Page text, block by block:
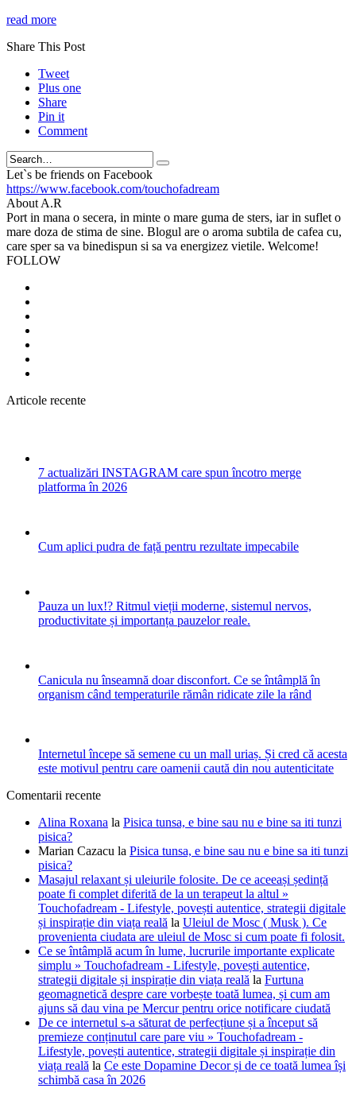
read more
Share This Post
Tweet
Plus one
Share
Pin it
Comment
Search
Let`s be friends on Facebook
https://www.facebook.com/touchofadream
About A.R
Port in mana o secera, in minte o mare guma de sters, iar in suflet o
mare doza de stima de sine. Blogul are o aroma subtila de cafea cu,
care sper sa va binedispun si sa va energizez vietile. Welcome!
FOLLOW
Articole recente
7 actualizări INSTAGRAM care spun încotro merge
platforma în 2026
Cum aplici pudra de față pentru rezultate impecabile
Pauza un lux!? Ritmul vieții moderne, sistemul nervos,
productivitate și importanța pauzelor reale.
Canicula nu înseamnă doar disconfort. Ce se întâmplă în
organism când temperaturile rămân ridicate zile la rând
Internetul începe să semene cu un mall uriaș. Și cred că acesta
este motivul pentru care oamenii caută din nou autenticitate
Comentarii recente
Alina Roxana la Pisica tunsa, e bine sau nu e bine sa iti tunzi
pisica?
Marian Cazacu la Pisica tunsa, e bine sau nu e bine sa iti tunzi
pisica?
Masajul relaxant și uleiurile folosite. De ce aceeași ședință
poate fi complet diferită de la un terapeut la altul »
Touchofadream - Lifestyle, povești autentice, strategii digitale
și inspirație din viața reală la Uleiul de Mosc ( Musk ). Ce
provenienta ciudata are uleiul de Mosc si cum poate fi folosit.
Ce se întâmplă acum în lume, lucrurile importante explicate
simplu » Touchofadream - Lifestyle, povești autentice,
strategii digitale și inspirație din viața reală la Furtuna
geomagnetică despre care vorbește toată lumea, și cum am
ajuns să dau vina pe Mercur pentru orice notificare ciudată
De ce internetul s-a săturat de perfecțiune și a început să
premieze conținutul care pare viu » Touchofadream -
Lifestyle, povești autentice, strategii digitale și inspirație din
viața reală la Ce este Dopamine Decor și de ce toată lumea își
schimbă casa în 2026